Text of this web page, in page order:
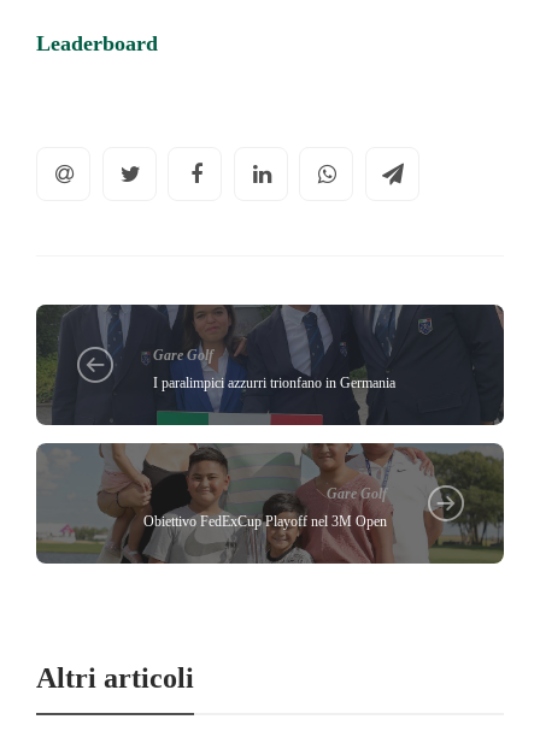
Leaderboard
Gare Golf
I paralimpici azzurri trionfano in Germania
Gare Golf
Obiettivo FedExCup Playoff nel 3M Open
Altri articoli